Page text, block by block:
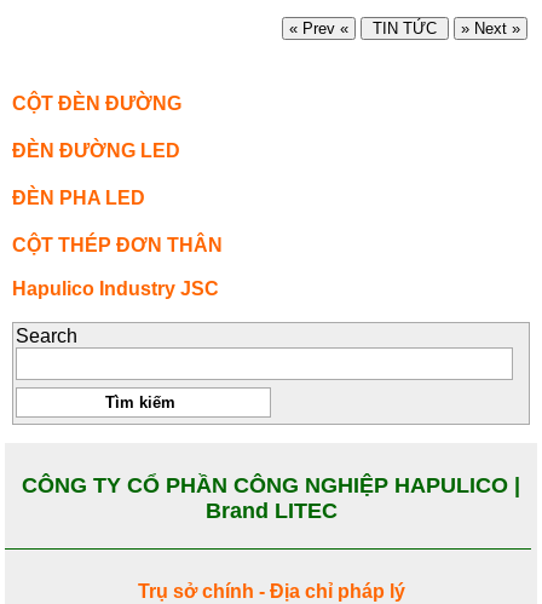
« Prev « TIN TỨC » Next »
CỘT ĐÈN ĐƯỜNG
ĐÈN ĐƯỜNG LED
ĐÈN PHA LED
CỘT THÉP ĐƠN THÂN
Hapulico Industry JSC
Search
CÔNG TY CỔ PHẦN CÔNG NGHIỆP HAPULICO |
Brand LITEC
Trụ sở chính - Địa chỉ pháp lý